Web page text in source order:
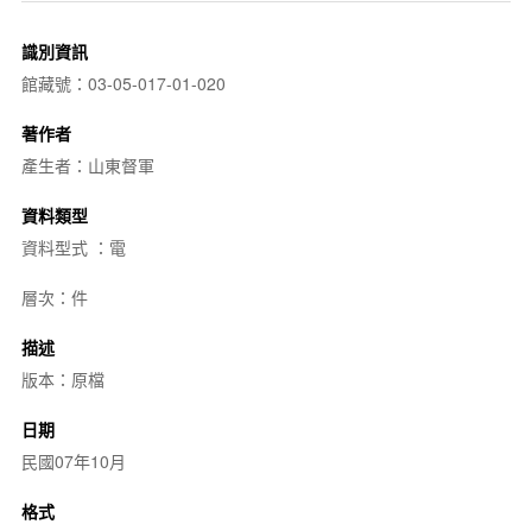
識別資訊
館藏號：03-05-017-01-020
著作者
產生者：山東督軍
資料類型
資料型式 ：電
層次：件
描述
版本：原檔
日期
民國07年10月
格式